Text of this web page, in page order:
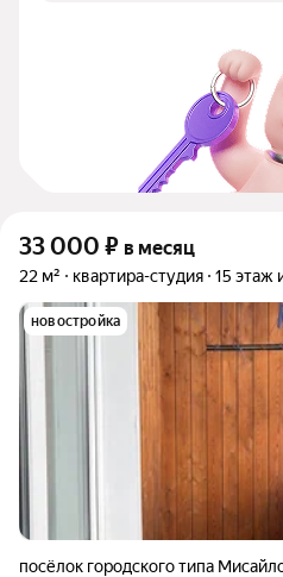
33 000 ₽ в месяц
22 м² квартира-студия 15 этаж
новостройка
посёлок городского типа